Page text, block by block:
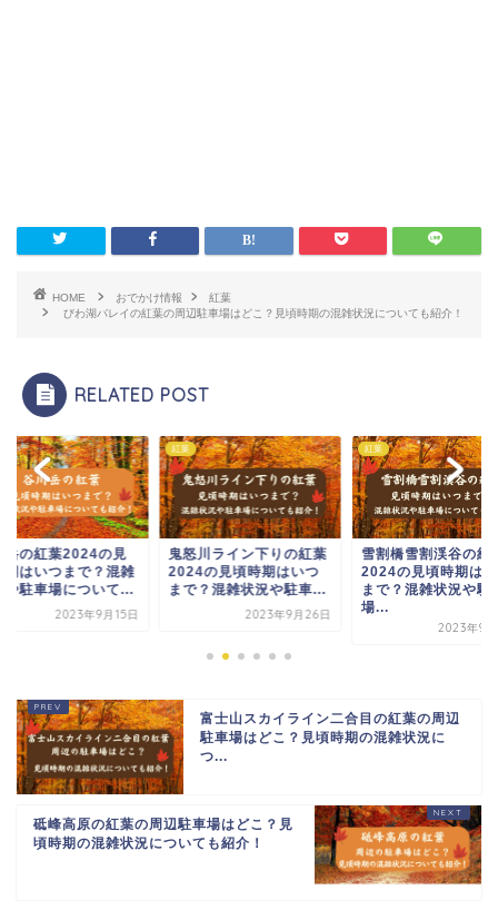
HOME おでかけ情報
紅葉
びわ湖バレイの紅葉の周辺駐車場はどこ？見頃時期の混雑状況についても紹介！
RELATED POST
岳の紅葉2024の見
期はいつまで？混雑
や駐車場について...
2023年9月15日
紅葉
鬼怒川ライン下りの紅葉
2024の見頃時期はいつ
まで？混雑状況や駐車...
2023年9月26日
紅葉
雪割橋雪割渓谷の紅
2024の見頃時期は
まで？混雑状況や駐
場...
2023年9
富士山スカイライン二合目の紅葉の周辺
駐車場はどこ？見頃時期の混雑状況に
つ...
砥峰高原の紅葉の周辺駐車場はどこ？見
頃時期の混雑状況についても紹介！